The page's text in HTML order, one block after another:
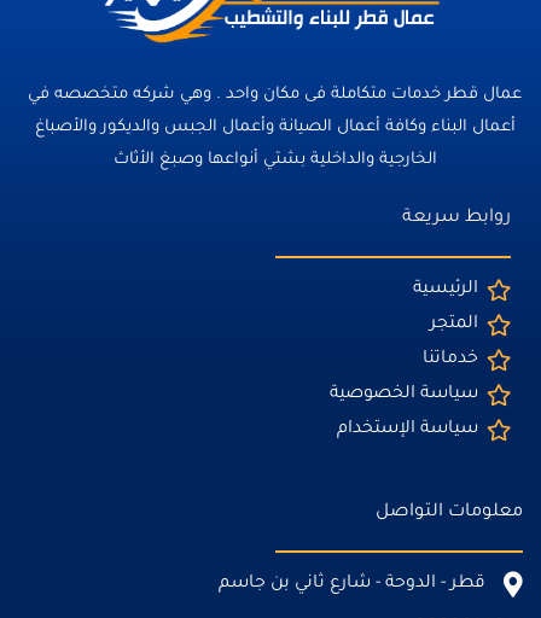
عمال قطر خدمات متكاملة فى مكان واحد . وهي شركه متخصصه في
أعمال البناء وكافة أعمال الصيانة وأعمال الجبس والديكور والأصباغ
الخارجية والداخلية بشتي أنواعها وصبغ الأثاث
روابط سريعة
الرئيسية
المتجر
خدماتنا
سياسة الخصوصية
سياسة الإستخدام
معلومات التواصل
قطر - الدوحة - شارع ثاني بن جاسم